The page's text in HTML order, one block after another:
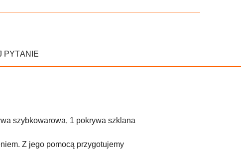
PYTANIE
szybkowarowa, 1 pokrywa szklana
Z jego pomocą przygotujemy